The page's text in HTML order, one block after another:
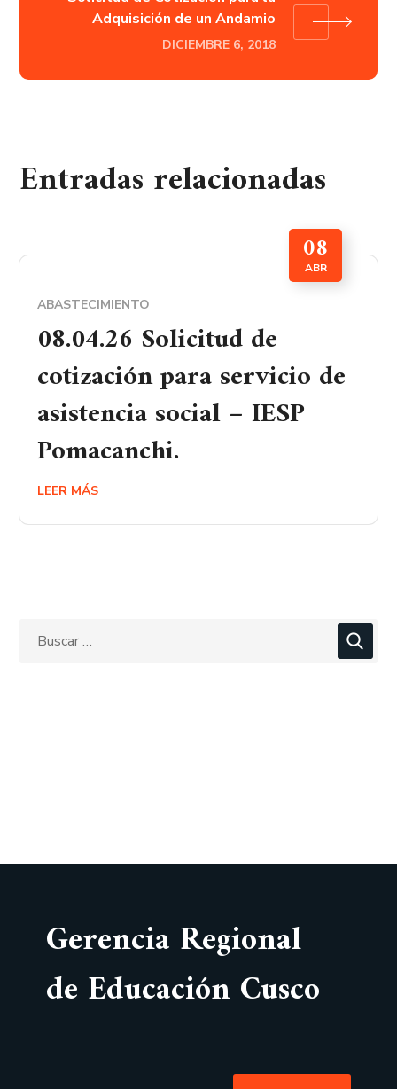
Adquisición de un Andamio
DICIEMBRE 6, 2018
Entradas relacionadas
08
ABR
ABASTECIMIENTO
08.04.26 Solicitud de
cotización para servicio de
asistencia social – IESP
Pomacanchi.
LEER MÁS
Gerencia Regional
de Educación Cusco